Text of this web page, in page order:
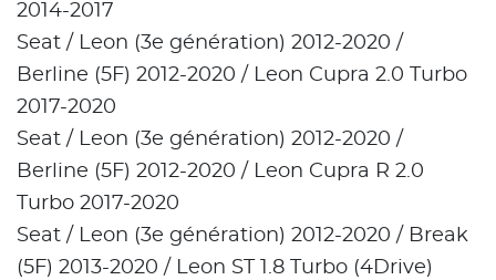
2014-2017
Seat / Leon (3e génération) 2012-2020 /
Berline (5F) 2012-2020 / Leon Cupra 2.0 Turbo
2017-2020
Seat / Leon (3e génération) 2012-2020 /
Berline (5F) 2012-2020 / Leon Cupra R 2.0
Turbo 2017-2020
Seat / Leon (3e génération) 2012-2020 / Break
(5F) 2013-2020 / Leon ST 1.8 Turbo (4Drive)